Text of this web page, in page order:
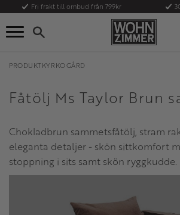
Meny
Fri frakt till ombud från 799kr
PRODUKTKYRKOGÅRD
Fåtölj Ms Taylor Brun
Chokladbrun sammetsfåtölj, stram
eleganta detaljer - skön sittkomfort
stoppning i sits samt skön ryggkudde.